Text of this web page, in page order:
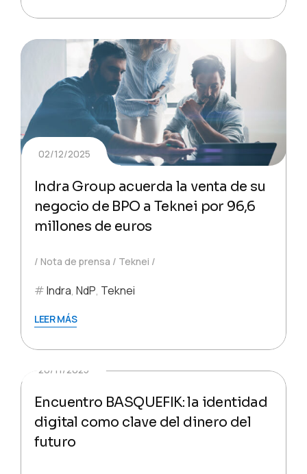
02/12/2025
Indra Group acuerda la venta de su
negocio de BPO a Teknei por 96,6
millones de euros
Nota de prensa Teknei
Indra, NdP, Teknei
LEER MÁS
20/11/2025
Encuentro BASQUEFIK: la identidad
digital como clave del dinero del
futuro